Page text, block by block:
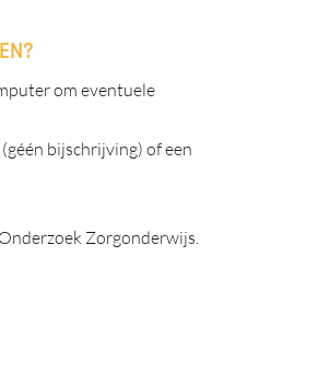
om eventuele
bijschrijving) of een
Zorgonderwijs.